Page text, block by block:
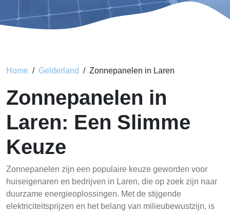
Home Gelderland Zonnepanelen in Laren
Zonnepanelen in
Laren: Een Slimme
Keuze
Zonnepanelen zijn een populaire keuze geworden voor
huiseigenaren en bedrijven in Laren, die op zoek zijn naar
duurzame energieoplossingen. Met de stijgende
elektriciteitsprijzen en het belang van milieubewustzijn, is